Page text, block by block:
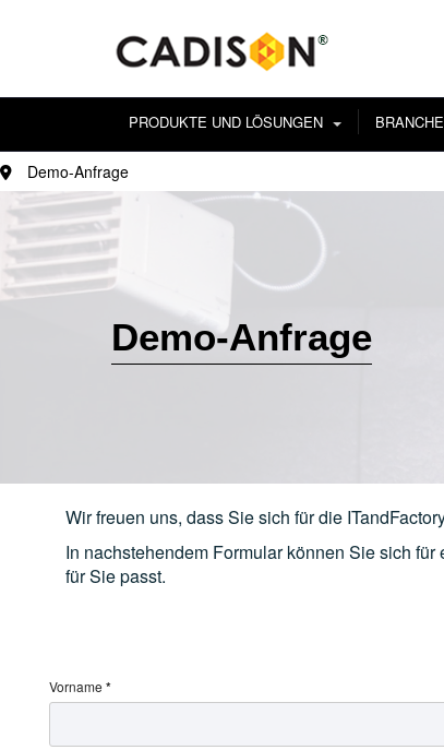
PRODUKTE UND LÖSUNGEN
Demo-Anfrage
Demo-Anfrage
Wir freuen uns, dass Sie sich für die
In nachstehendem Formular können Sie sich
für Sie passt.
Vorname *